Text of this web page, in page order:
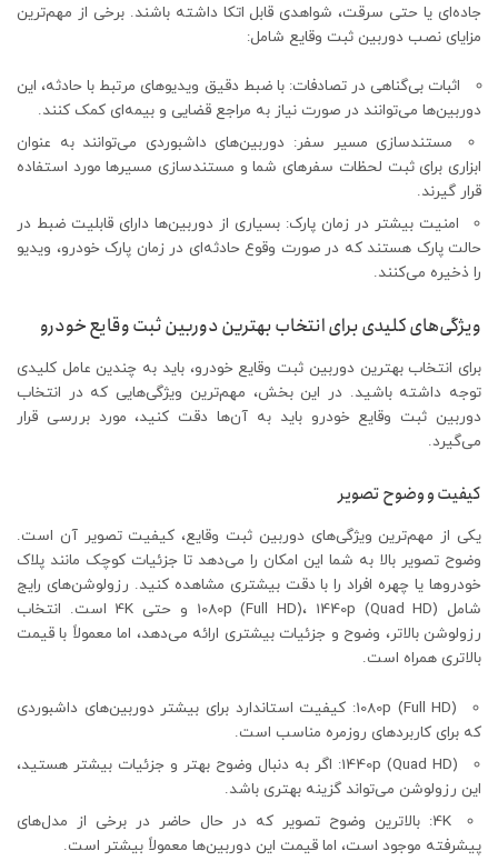
جاده‌ای یا حتی سرقت، شواهدی قابل اتکا داشته باشند. برخی از مهم‌ترین
مزایای نصب دوربین ثبت وقایع شامل:
اثبات بی‌گناهی در تصادفات: با ضبط دقیق ویدیوهای مرتبط با حادثه، این
دوربین‌ها می‌توانند در صورت نیاز به مراجع قضایی و بیمه‌ای کمک کنند.
مستندسازی مسیر سفر: دوربین‌های داشبوردی می‌توانند به عنوان
ابزاری برای ثبت لحظات سفرهای شما و مستندسازی مسیرها مورد استفاده
قرار گیرند.
امنیت بیشتر در زمان پارک: بسیاری از دوربین‌ها دارای قابلیت ضبط در
حالت پارک هستند که در صورت وقوع حادثه‌ای در زمان پارک خودرو، ویدیو
را ذخیره می‌کنند.
ویژگی‌های کلیدی برای انتخاب بهترین دوربین ثبت وقایع خودرو
برای انتخاب بهترین دوربین ثبت وقایع خودرو، باید به چندین عامل کلیدی
توجه داشته باشید. در این بخش، مهم‌ترین ویژگی‌هایی که در انتخاب
دوربین ثبت وقایع خودرو باید به آن‌ها دقت کنید، مورد بررسی قرار
می‌گیرد.
کیفیت و وضوح تصویر
یکی از مهم‌ترین ویژگی‌های دوربین ثبت وقایع، کیفیت تصویر آن است.
وضوح تصویر بالا به شما این امکان را می‌دهد تا جزئیات کوچک مانند پلاک
خودروها یا چهره افراد را با دقت بیشتری مشاهده کنید. رزولوشن‌های رایج
شامل 1080p (Full HD)، 1440p (Quad HD) و حتی 4K است. انتخاب
رزولوشن بالاتر، وضوح و جزئیات بیشتری ارائه می‌دهد، اما معمولاً با قیمت
بالاتری همراه است.
1080p (Full HD): کیفیت استاندارد برای بیشتر دوربین‌های داشبوردی
که برای کاربردهای روزمره مناسب است.
1440p (Quad HD): اگر به دنبال وضوح بهتر و جزئیات بیشتر هستید،
این رزولوشن می‌تواند گزینه بهتری باشد.
4K: بالاترین وضوح تصویر که در حال حاضر در برخی از مدل‌های
پیشرفته موجود است، اما قیمت این دوربین‌ها معمولاً بیشتر است.